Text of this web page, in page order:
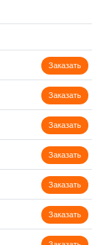
Заказать
Заказать
Заказать
Заказать
Заказать
Заказать